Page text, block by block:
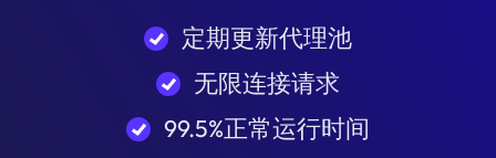
定期更新代理池
无限连接请求
99.5%正常运行时间